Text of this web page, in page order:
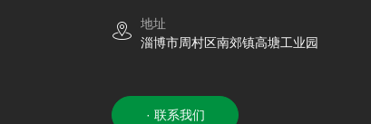
地址
淄博市周村区南郊镇高塘工业园
· 联系我们